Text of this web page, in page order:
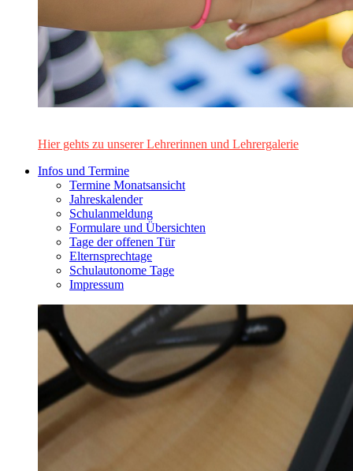
Hier gehts zu unserer Lehrerinnen und Lehrergalerie
Infos und Termine
Termine Monatsansicht
Jahreskalender
Schulanmeldung
Formulare und Übersichten
Tage der offenen Tür
Elternsprechtage
Schulautonome Tage
Impressum